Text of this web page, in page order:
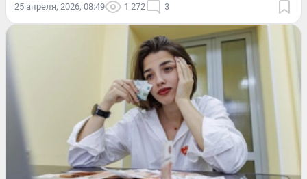
25 апреля, 2026, 08:49 1 272 3